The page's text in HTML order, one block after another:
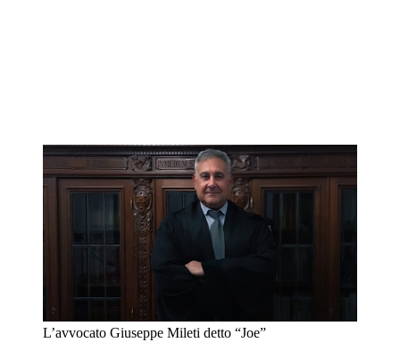
L’avvocato Giuseppe Mileti detto “Joe”